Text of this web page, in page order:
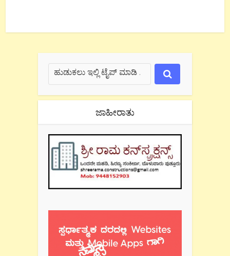
ಜಾಹೀರಾತು